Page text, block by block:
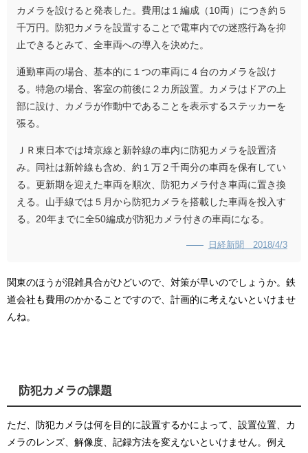
カメラを設けると発表した。費用は１編成（10両）につき約５
千万円。防犯カメラを設置することで電車内での迷惑行為を抑
止できるとみて、全車両への導入を決めた。
通勤車両の場合、基本的に１つの車両に４台のカメラを設け
る。特急の場合、客室の前後に２カ所設置。カメラはドアの上
部に設け、カメラが作動中であることを表示するステッカーを
張る。
ＪＲ東日本では埼京線と新幹線の車内に防犯カメラを設置済
み。同社は新幹線も含め、約１万２千両分の車両を保有してい
る。更新期を迎えた車両を順次、防犯カメラ付き車両に置き換
える。山手線では５月から防犯カメラを搭載した車両を投入す
る。20年までに全50編成が防犯カメラ付きの車両になる。
日経新聞 2018/4/3
関東のほうが混雑具合がひどいので、対策が早いのでしょうか。鉄
道会社も費用のかかることですので、計画的に考えないといけませ
んね。
防犯カメラの課題
ただ、防犯カメラは何を目的に設置するかによって、設置位置、カ
メラのレンズ、解像度、記録方法を変えないといけません。例え